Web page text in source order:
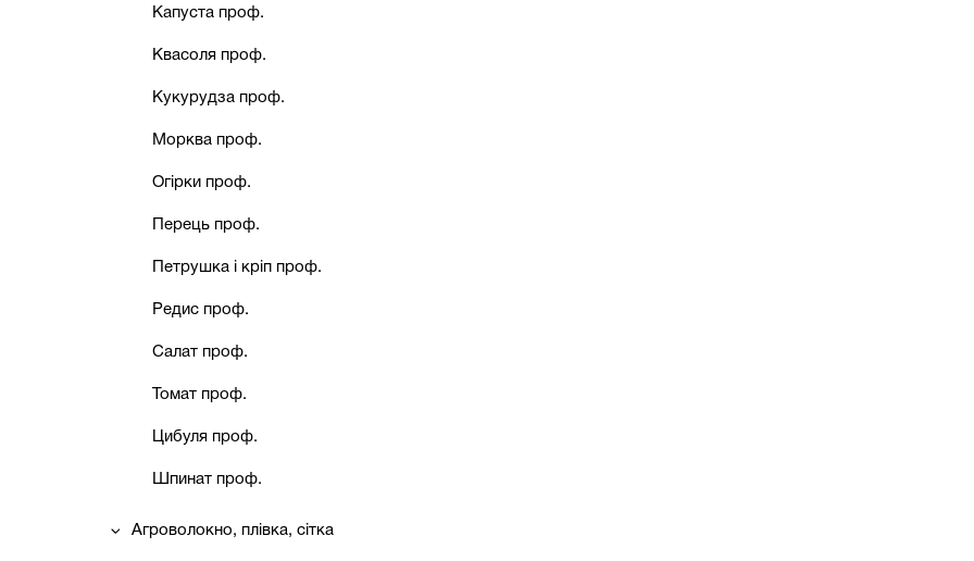
Капуста проф.
Квасоля проф.
Кукурудза проф.
Морква проф.
Огірки проф.
Перець проф.
Петрушка і кріп проф.
Редис проф.
Салат проф.
Томат проф.
Цибуля проф.
Шпинат проф.
Агроволокно, плівка, сітка